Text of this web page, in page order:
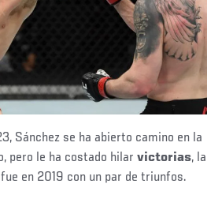
Sánchez se ha abierto camino en la
pero le ha costado hilar victorias, la
en 2019 con un par de triunfos.